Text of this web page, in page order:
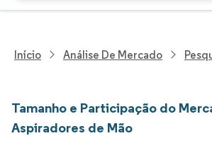
Início Análise De Mercado
Tamanho e Participação do
Aspiradores de Mão